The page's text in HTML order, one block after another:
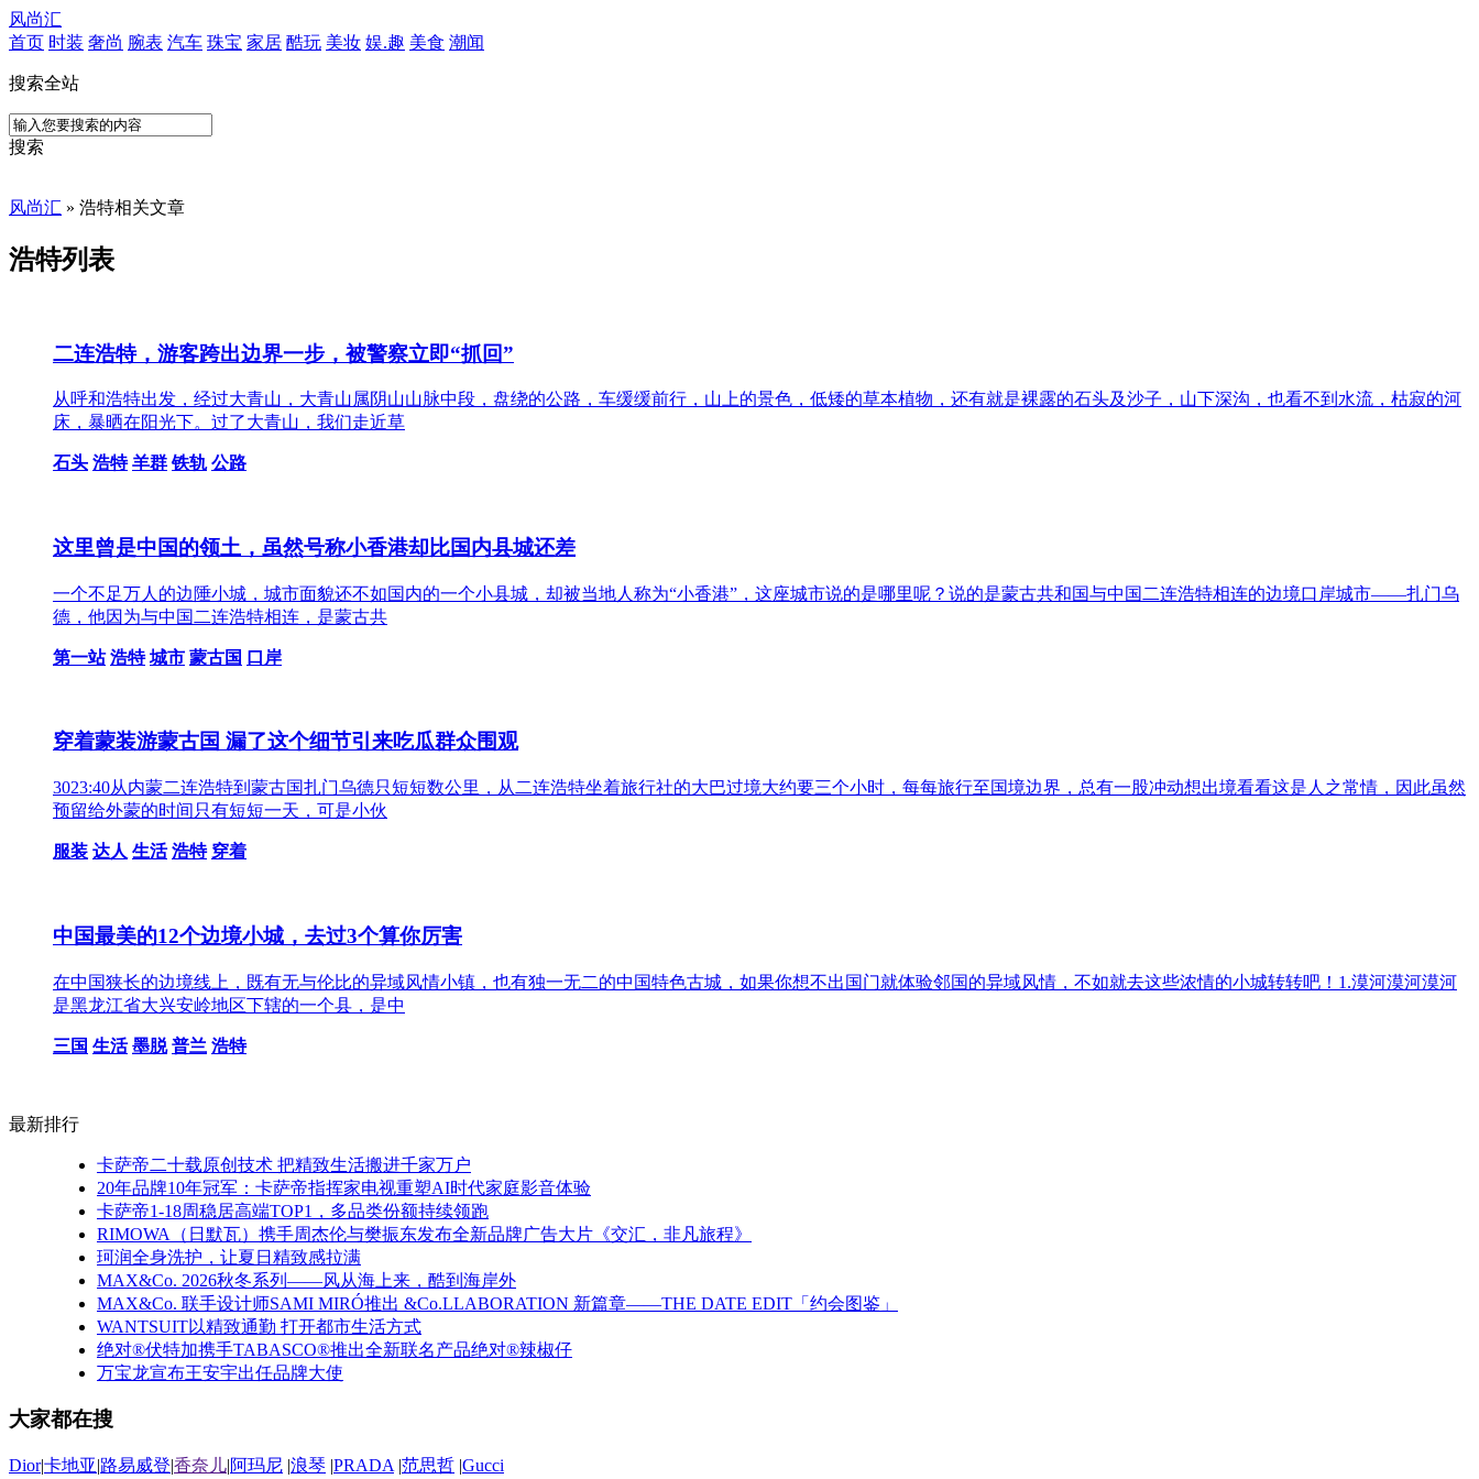
风尚汇
首页 时装 奢尚 腕表 汽车 珠宝 家居 酷玩 美妆 娱.趣 美食 潮闻
搜索全站
搜索
风尚汇 » 浩特相关文章
浩特列表
二连浩特，游客跨出边界一步，被警察立即“抓回”
从呼和浩特出发，经过大青山，大青山属阴山山脉中段，盘绕的公路，车缓缓前行，山上的景色，低矮的草本植物，还有就是裸露的石头及沙子，山下深沟，也看不到水流，枯寂的河
床，暴晒在阳光下。过了大青山，我们走近草
石头 浩特 羊群 铁轨 公路
这里曾是中国的领土，虽然号称小香港却比国内县城还差
一个不足万人的边陲小城，城市面貌还不如国内的一个小县城，却被当地人称为“小香港”，这座城市说的是哪里呢？说的是蒙古共和国与中国二连浩特相连的边境口岸城市——扎门乌
德，他因为与中国二连浩特相连，是蒙古共
第一站 浩特 城市 蒙古国 口岸
穿着蒙装游蒙古国 漏了这个细节引来吃瓜群众围观
3023:40从内蒙二连浩特到蒙古国扎门乌德只短短数公里，从二连浩特坐着旅行社的大巴过境大约要三个小时，每每旅行至国境边界，总有一股冲动想出境看看这是人之常情，因此虽然
预留给外蒙的时间只有短短一天，可是小伙
服装 达人 生活 浩特 穿着
中国最美的12个边境小城，去过3个算你厉害
在中国狭长的边境线上，既有无与伦比的异域风情小镇，也有独一无二的中国特色古城，如果你想不出国门就体验邻国的异域风情，不如就去这些浓情的小城转转吧！1.漠河漠河漠河
是黑龙江省大兴安岭地区下辖的一个县，是中
三国 生活 墨脱 普兰 浩特
最新排行
卡萨帝二十载原创技术 把精致生活搬进千家万户
20年品牌10年冠军：卡萨帝指挥家电视重塑AI时代家庭影音体验
卡萨帝1-18周稳居高端TOP1，多品类份额持续领跑
RIMOWA（日默瓦）携手周杰伦与樊振东发布全新品牌广告大片《交汇，非凡旅程》
珂润全身洗护，让夏日精致感拉满
MAX&Co. 2026秋冬系列——风从海上来，酷到海岸外
MAX&Co. 联手设计师SAMI MIRÓ推出 &Co.LLABORATION 新篇章——THE DATE EDIT「约会图鉴」
WANTSUIT以精致通勤 打开都市生活方式
绝对®伏特加携手TABASCO®推出全新联名产品绝对®辣椒仔
万宝龙宣布王安宇出任品牌大使
大家都在搜
Dior|卡地亚|路易威登|香奈儿|阿玛尼 |浪琴 |PRADA |范思哲 |Gucci